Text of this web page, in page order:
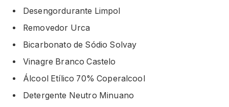
Desengordurante Limpol
Removedor Urca
Bicarbonato de Sódio Solvay
Vinagre Branco Castelo
Álcool Etílico 70% Coperalcool
Detergente Neutro Minuano